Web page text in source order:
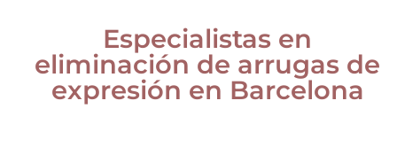
Especialistas en
eliminación de arrugas de
expresión en Barcelona